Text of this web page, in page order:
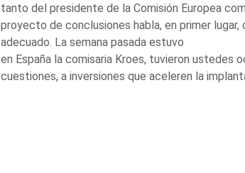
tanto del presidente de la Comisión Europea
proyecto de conclusiones habla, en primer
adecuado. La semana pasada estuvo
en España la comisaria Kroes, tuvieron ustedes
cuestiones, a inversiones que aceleren la